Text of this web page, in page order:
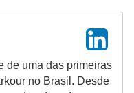
de uma das primeiras
no Brasil. Desde